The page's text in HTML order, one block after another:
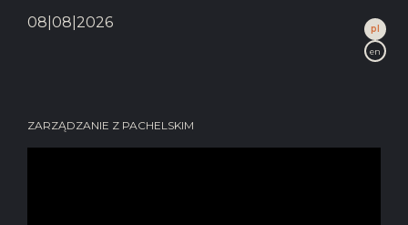
pl
en
08|08|2026
ZARZĄDZANIE Z PACHELSKIM